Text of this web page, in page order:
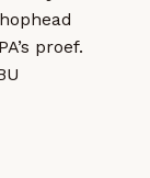
proef.